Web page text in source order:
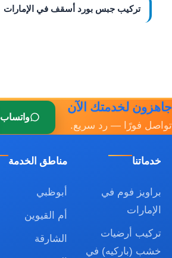
تركيب جبس بورد أسقف في الإمارات
جاهزون لخدمتك الآن
تواصل فورًا — رد سريع.
واتساب
خدماتنا
براويز فوم في
الإمارات
تركيب أرضيات
خشب (باركيه) في
مناطق الخدمة
أبوظبي
أم القيوين
الشارقة